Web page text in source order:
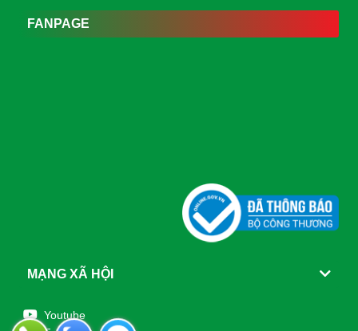
FANPAGE
MẠNG XÃ HỘI
Youtube